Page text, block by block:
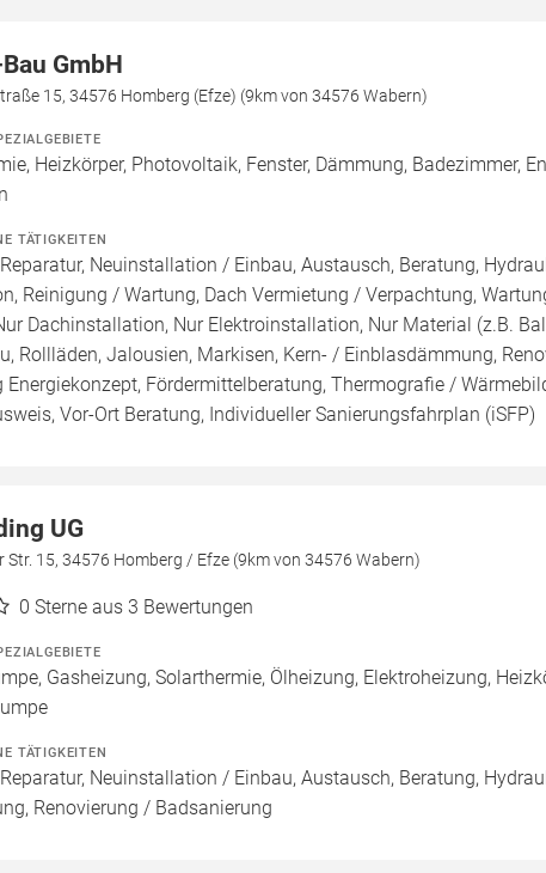
GmbH
15, 34576 Homberg (Efze) (9km von 34576 Wabern)
Heizkörper, Photovoltaik, Fenster, Dämmung, Badezimmer,
TÄTIGKEITEN
Neuinstallation / Einbau, Austausch, Beratung,
Reinigung / Wartung, Dach Vermietung / Verpachtung,
Dachinstallation, Nur Elektroinstallation, Nur Material (z.B.
Rollläden, Jalousien, Markisen, Kern- / Einblasdämmung,
Energiekonzept, Fördermittelberatung, Thermografie /
Vor-Ort Beratung, Individueller Sanierungsfahrplan (iSFP)
UG
Str. 15, 34576 Homberg / Efze (9km von 34576 Wabern)
0 Sterne aus 3 Bewertungen
Gasheizung, Solarthermie, Ölheizung, Elektroheizung,
TÄTIGKEITEN
Neuinstallation / Einbau, Austausch, Beratung,
Renovierung / Badsanierung